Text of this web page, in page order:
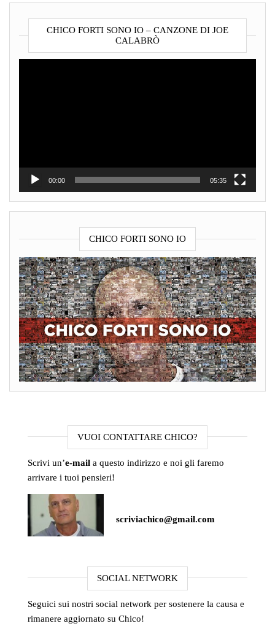
CHICO FORTI SONO IO – CANZONE DI JOE
CALABRÒ
00:00 05:35
CHICO FORTI SONO IO
VUOI CONTATTARE CHICO?
Scrivi un’e-mail a questo indirizzo e noi gli faremo
arrivare i tuoi pensieri!
scriviachico@gmail.com
SOCIAL NETWORK
Seguici sui nostri social network per sostenere la causa e
rimanere aggiornato su Chico!